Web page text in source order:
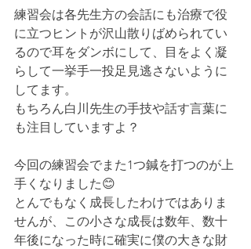
練習会は各先生方の会話にも治療で役
に立つヒントが沢山散りばめられてい
るので耳をダンボにして、目をよく凝
らして一挙手一投足見逃さないように
してます。
もちろん白川先生の手技や話す言葉に
も注目していますよ？
今回の練習会でまた1つ鍼を打つのが上
手くなりました😊
とんでもなく成長したわけではありま
せんが、この小さな成長は数年、数十
年後になった時に確実に僕の大きな財